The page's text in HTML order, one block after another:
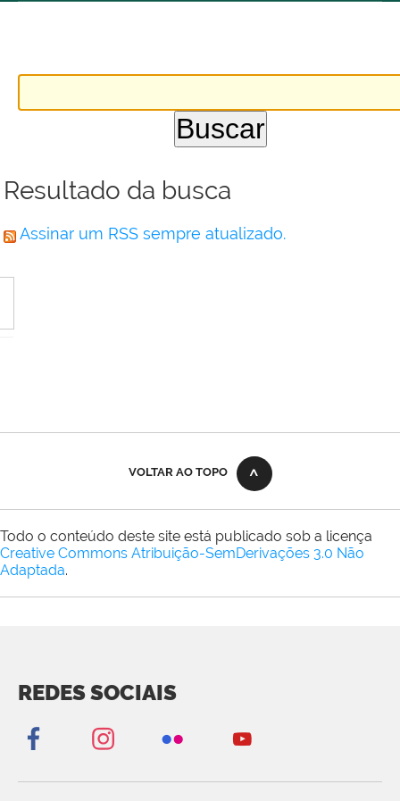
Resultado da busca
Assinar um RSS sempre atualizado.
VOLTAR AO TOPO
Todo o conteúdo deste site está publicado sob a licença
Creative Commons Atribuição-SemDerivações 3.0 Não
Adaptada.
REDES SOCIAIS